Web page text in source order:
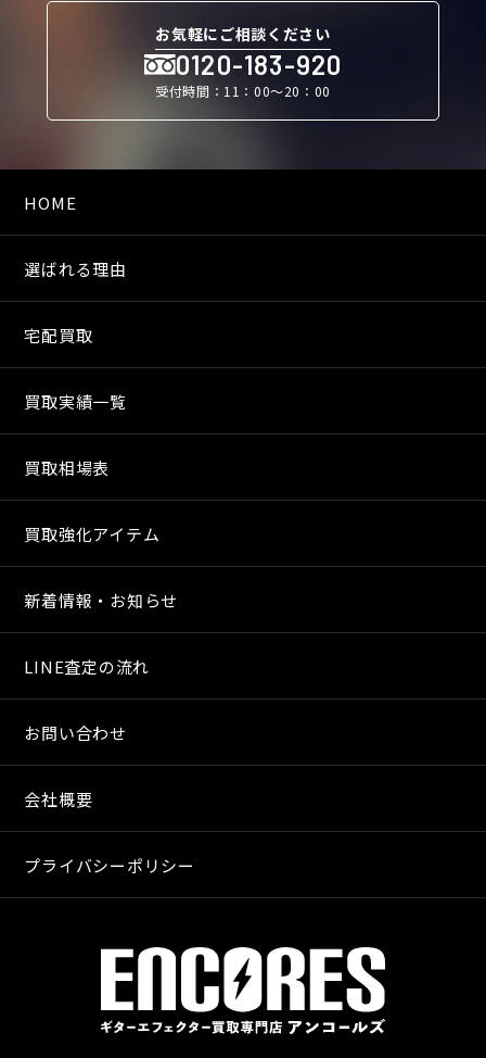
お気軽にご相談ください
0120-183-920
受付時間：11：00〜20：00
HOME
選ばれる理由
宅配買取
買取実績一覧
買取相場表
買取強化アイテム
新着情報・お知らせ
LINE査定の流れ
お問い合わせ
会社概要
プライバシーポリシー